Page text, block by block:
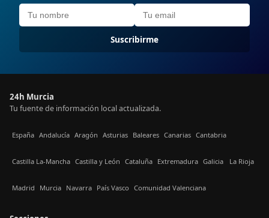
Suscribirme
24h Murcia
Tu fuente de información local actualizada.
España Andalucía Aragón Asturias Baleares Canarias Cantabria
Castilla La-Mancha Castilla y León Cataluña Extremadura Galicia La Rioja
Madrid Murcia Navarra País Vasco Comunidad Valenciana